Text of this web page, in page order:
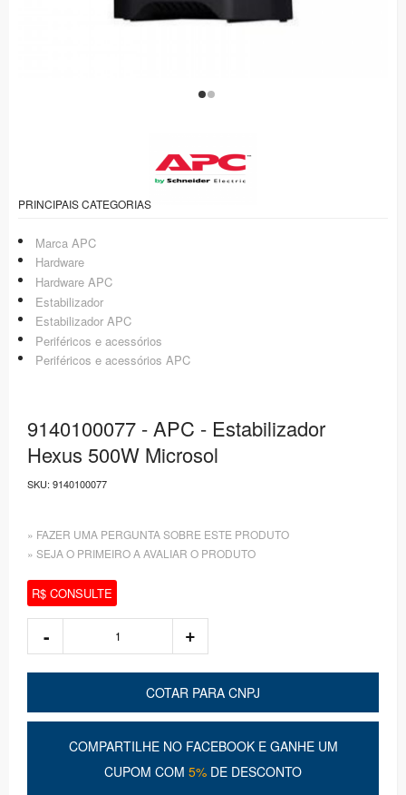
PRINCIPAIS CATEGORIAS
Marca APC
Hardware
Hardware APC
Estabilizador
Estabilizador APC
Periféricos e acessórios
Periféricos e acessórios APC
9140100077 - APC - Estabilizador
Hexus 500W Microsol
SKU: 9140100077
» FAZER UMA PERGUNTA SOBRE ESTE PRODUTO
» SEJA O PRIMEIRO A AVALIAR O PRODUTO
R$ CONSULTE
COTAR PARA CNPJ
COMPARTILHE NO FACEBOOK E GANHE UM
CUPOM COM 5% DE DESCONTO